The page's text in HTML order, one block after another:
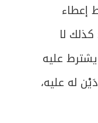
إعطاء
لا
عليه
له عليه،
وصيغته